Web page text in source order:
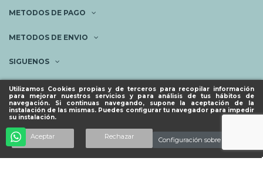
Utilizamos Cookies propias y de terceros para recopilar información
para mejorar nuestros servicios y para análisis de tus hábitos de
navegación. Si continuas navegando, supone la aceptación de la
instalación de las mismas. Puedes configurar tu navegador para impedir
su instalación.
Aceptar Rechazar Configuración sobre cookies
Añadir al carrito
METODOS DE PAGO
METODOS DE ENVIO
SIGUENOS
NEWSLETTER